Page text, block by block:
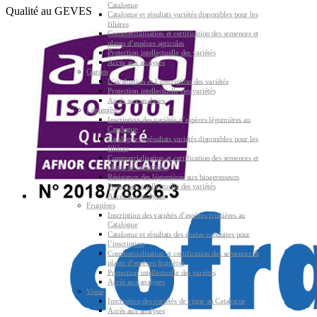
Qualité au GEVES
Catalogue
Catalogue et résultats variétés disponibles pour les
filières
Commercialisation et certification des semences et
plants d’espèces agricoles
Protection intellectuelle des variétés
Accès aux analyses
Gazons
L’évaluation et l’inscription des variétés
Protection intellectuelle des variétés
Accès aux analyses
Légumières
Inscription des variétés d’espèces légumières au
Catalogue
Catalogue et résultats variétés disponibles pour les
filières
Commercialisation et certification des semences et
plants de légumières
Résistance des légumières aux bioagresseurs
Protection intellectuelle des variétés
Accès aux analyses
Fruitières
Inscription des variétés d’espèces fruitières au
Catalogue
Catalogue et résultats des études conduites pour
l’inscription
Commercialisation et certification des semences &
plants d’espèces fruitières
Protection intellectuelle des variétés
Accès aux analyses
Vigne
Inscription des variétés de vigne au Catalogue
Accès aux analyses